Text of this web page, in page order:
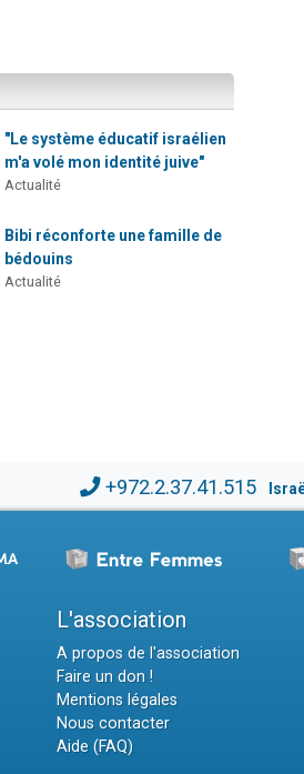
"Le système éducatif israélien
m'a volé mon identité juive"
Actualité
Bibi réconforte une famille de
bédouins
Actualité
+972.2.37.41.515
L'association
A propos de l'association
Faire un don !
Mentions légales
Nous contacter
Aide (FAQ)